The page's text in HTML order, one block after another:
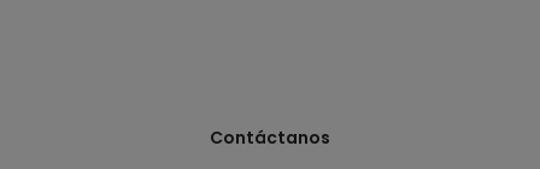
Contáctanos